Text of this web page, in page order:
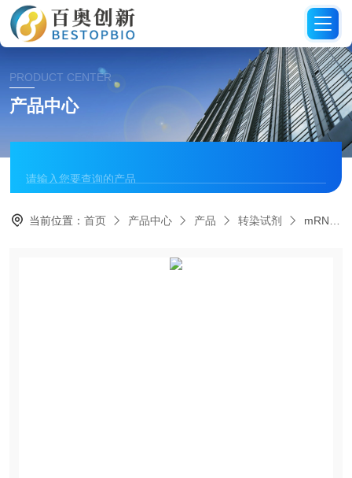
PRODUCT CENTER
产品中心
当前位置：首页 产品中心 产品 转染试剂 mRNA转染试剂品牌